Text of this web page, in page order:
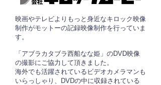
映画やテレビよりもっと身近なキロック映像
制作がモットーの記録映像制作を行っていま
す。
「アブラカタブラ西船なな姫」のDVD映像
の撮影にご協力して頂きました。
海外でも活躍されているビデオカメラマンも
いらっしゃり、DVDの中に収録されている